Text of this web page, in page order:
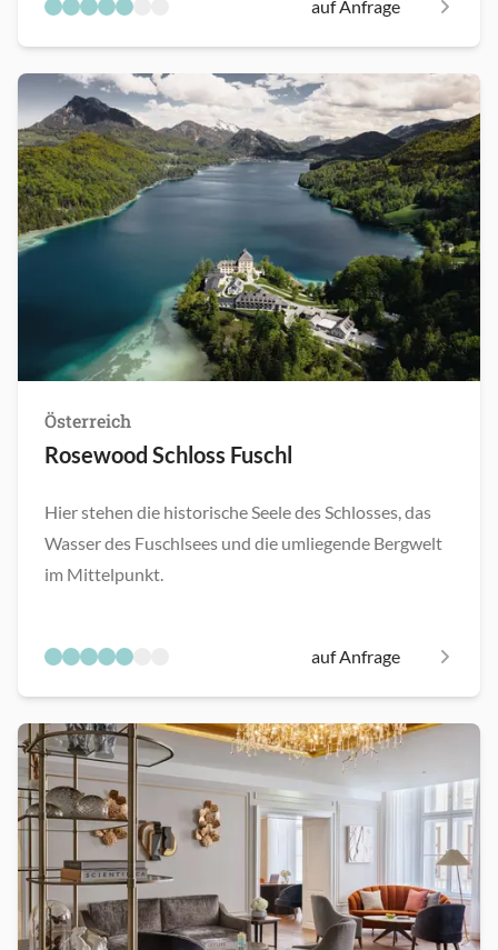
auf Anfrage
Österreich
Rosewood Schloss Fuschl
Hier stehen die historische Seele des Schlosses, das
Wasser des Fuschlsees und die umliegende Bergwelt
im Mittelpunkt.
auf Anfrage